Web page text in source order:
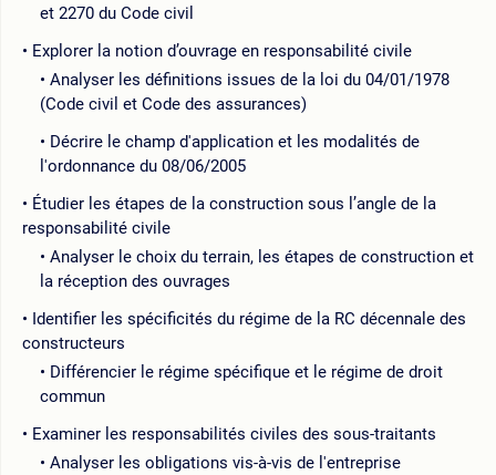
et 2270 du Code civil
Explorer la notion d’ouvrage en responsabilité civile
Analyser les définitions issues de la loi du 04/01/1978
(Code civil et Code des assurances)
Décrire le champ d'application et les modalités de
l'ordonnance du 08/06/2005
Étudier les étapes de la construction sous l’angle de la
responsabilité civile
Analyser le choix du terrain, les étapes de construction et
la réception des ouvrages
Identifier les spécificités du régime de la RC décennale des
constructeurs
Différencier le régime spécifique et le régime de droit
commun
Examiner les responsabilités civiles des sous-traitants
Analyser les obligations vis-à-vis de l'entreprise